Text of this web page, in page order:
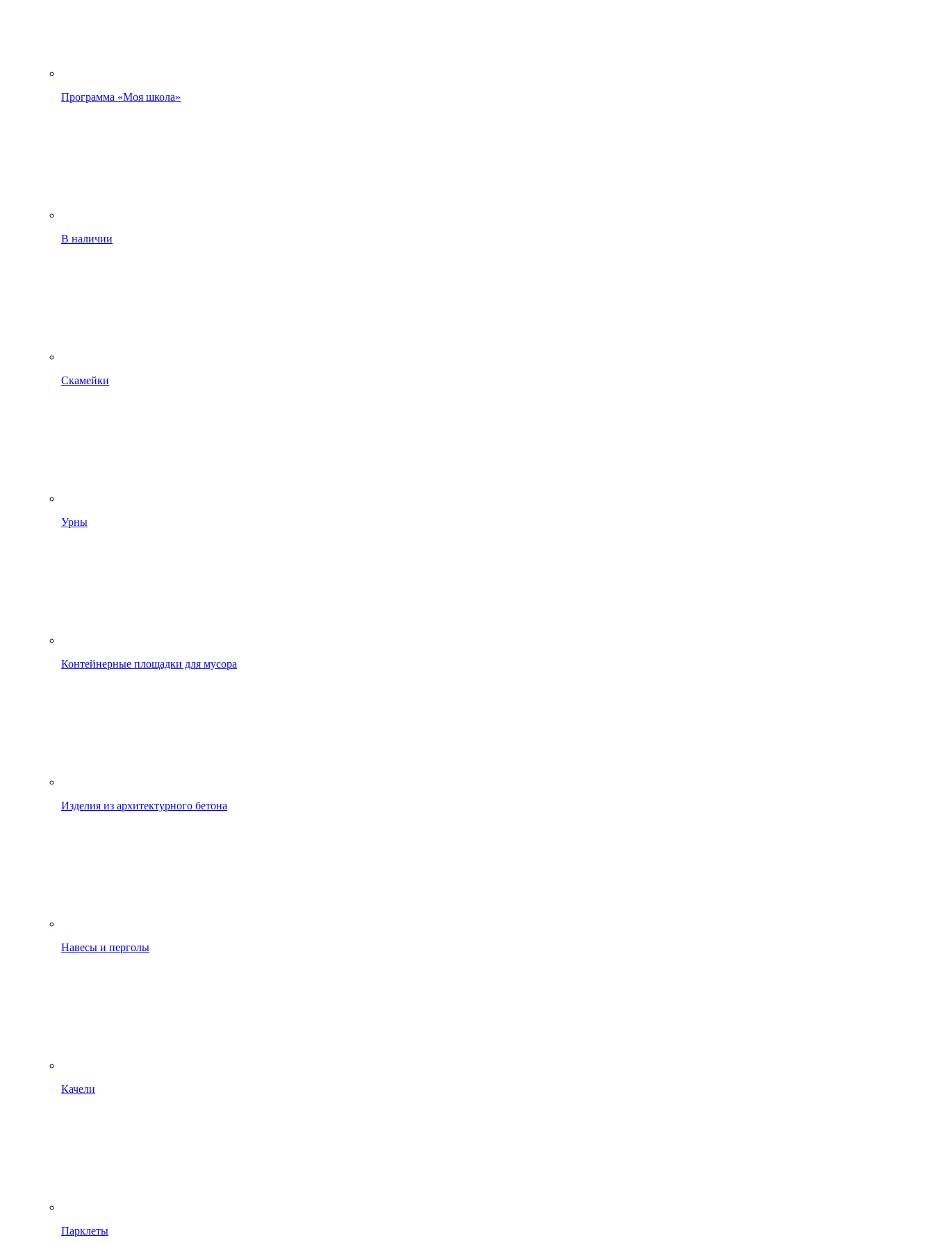
Программа «Моя школа»
В наличии
Скамейки
Урны
Контейнерные площадки для мусора
Изделия из архитектурного бетона
Навесы и перголы
Качели
Парклеты